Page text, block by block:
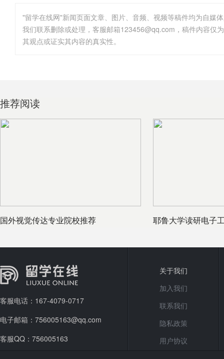
"留学在线网"新闻页面文章、图片、音频、视频等稿件均为自媒
其观点或证实其内容的真实性。
推荐阅读
国外视觉传达专业院校推荐 耶鲁大学读研电子
客服电话：167-4079-0717
电子邮箱：756005163@qq.com
客服QQ：756005163
关于我们
加入我们
联系我们
隐私政策
用户协议